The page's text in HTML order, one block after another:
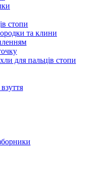
стопи
та клини
для пальців стопи